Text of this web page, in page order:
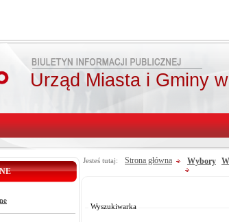
Urząd Miasta i Gminy
Jesteś tutaj: Strona główna Wybory
Wyszukiwarka